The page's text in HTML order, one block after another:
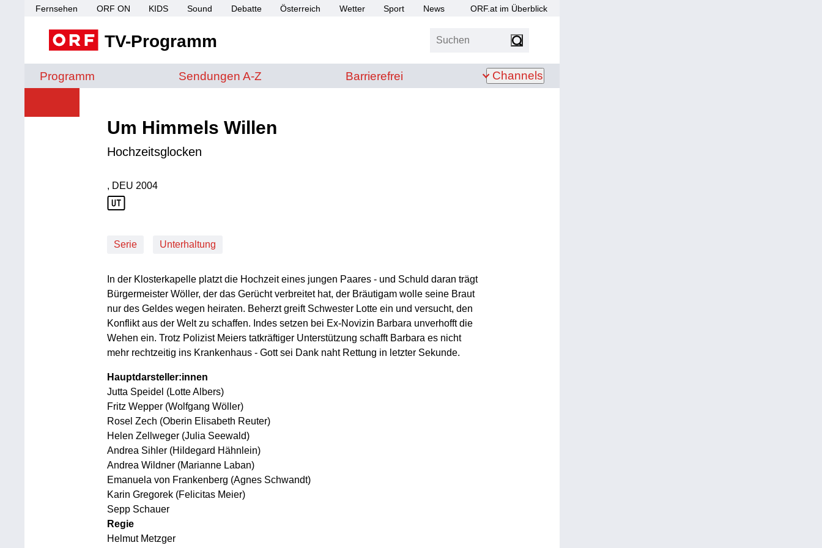
Fernsehen ORF ON KIDS Sound Debatte Österreich Wetter Sport News ORF.at im Überblick
TV-Programm Suchen
Programm Sendungen von A bis Z
Sendungen A-Z Barrierefrei
Barrierefrei Channels
Um Himmels Willen
Hochzeitsglocken
Produktionsland: DEU
, DEU
Produktionsjahr: 2004
2004
Serie Unterhaltung
In der Klosterkapelle platzt die Hochzeit eines jungen Paares - und Schuld daran trägt
Bürgermeister Wöller, der das Gerücht verbreitet hat, der Bräutigam wolle seine Braut
nur des Geldes wegen heiraten. Beherzt greift Schwester Lotte ein und versucht, den
Konflikt aus der Welt zu schaffen. Indes setzen bei Ex-Novizin Barbara unverhofft die
Wehen ein. Trotz Polizist Meiers tatkräftiger Unterstützung schafft Barbara es nicht
mehr rechtzeitig ins Krankenhaus - Gott sei Dank naht Rettung in letzter Sekunde.
Hauptdarsteller:innen
Jutta Speidel (Lotte Albers)
Fritz Wepper (Wolfgang Wöller)
Rosel Zech (Oberin Elisabeth Reuter)
Helen Zellweger (Julia Seewald)
Andrea Sihler (Hildegard Hähnlein)
Andrea Wildner (Marianne Laban)
Emanuela von Frankenberg (Agnes Schwandt)
Karin Gregorek (Felicitas Meier)
Sepp Schauer
Regie
Helmut Metzger